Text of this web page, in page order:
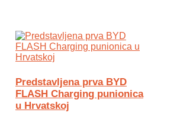
Predstavljena prva BYD
FLASH Charging punionica
u Hrvatskoj